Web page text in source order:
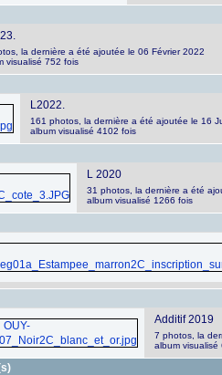
la dernière a été ajoutée le 06 Février 2022
visualisé 752 fois
L2022.
161 photos, la dernière a été ajoutée le 16
album visualisé 4102 fois
L 2020
31 photos, la dernière a été
album visualisé 1266 fois
Additif 2019
7 photos, la
album visualisé